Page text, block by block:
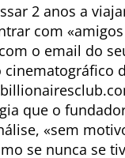
2 anos a
com
amigos
o email do
cinematográfico
que o
sem
se nunca se